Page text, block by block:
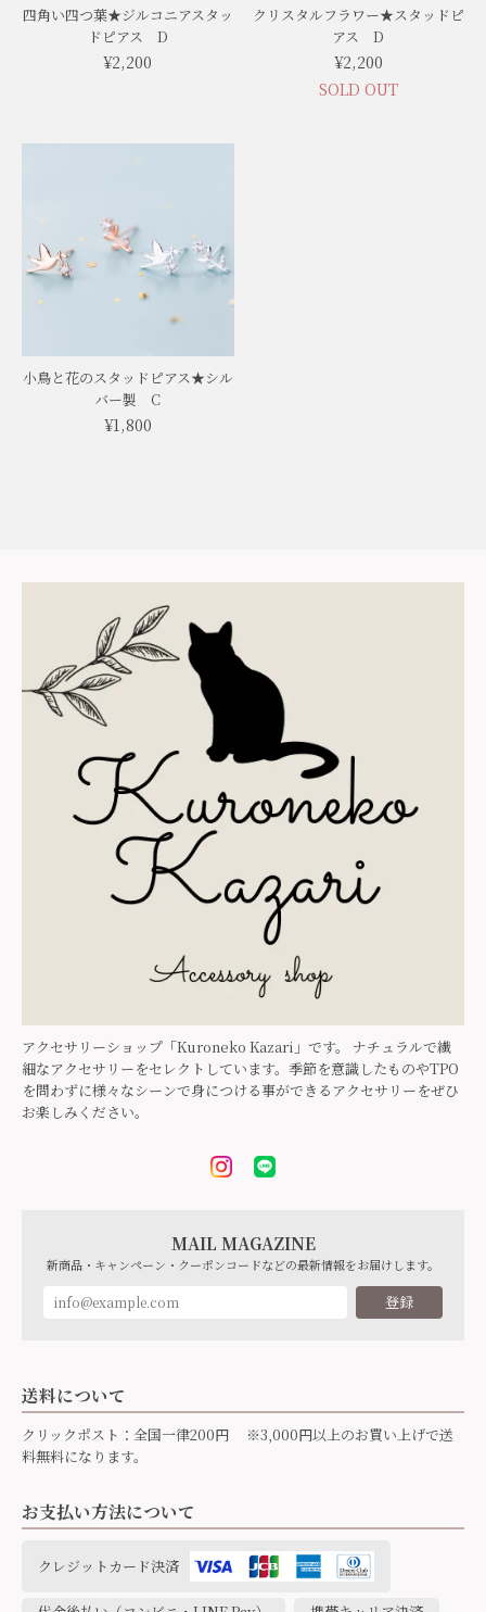
四角い四つ葉★ジルコニアスタッ
ドピアス D
¥2,200
クリスタルフラワー★スタッドピ
アス D
¥2,200
SOLD OUT
小鳥と花のスタッドピアス★シル
バー製 C
¥1,800
アクセサリーショップ「Kuroneko Kazari」です。 ナチュラルで繊
細なアクセサリーをセレクトしています。季節を意識したものやTPO
を問わずに様々なシーンで身につける事ができるアクセサリーをぜひ
お楽しみください。
MAIL MAGAZINE
新商品・キャンペーン・クーポンコードなどの最新情報をお届けします。
登録
送料について
クリックポスト：全国一律200円 ※3,000円以上のお買い上げで送
料無料になります。
お支払い方法について
クレジットカード決済